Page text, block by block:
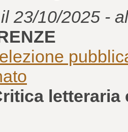
23/10/2025 -